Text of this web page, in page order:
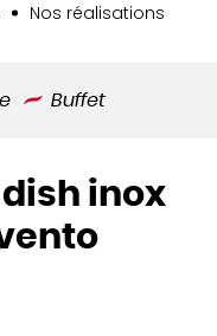
Nos réalisations
Buffet
inox